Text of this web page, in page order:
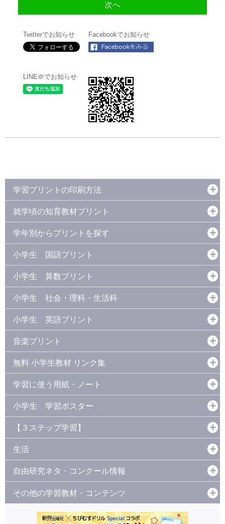
Twitterでお知らせ Facebookでお知らせ
LINE＠でお知らせ
学習プリントの印刷方法
就学頃の知育教材プリント
学年別からプリントを探す
小学生 国語プリント
小学生 算数プリント
小学生 社会・理科・生活科
小学生 英語プリント
音楽プリント
無料 小学生教材 リンク集
学習に使う用紙・ノート
小学生 学習ポスター
【３ステップ学習】
生活
自由研究ネタ・コンクール情報
その他の学習教材・コンテンツ